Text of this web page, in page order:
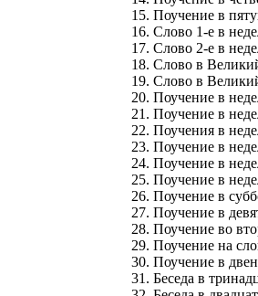
15. Поучение в
16. Слово 1-е в
17. Слово 2-е в
18. Слово в
19. Слово в
20. Поучение в
21. Поучение в
22. Поучения в
23. Поучение в
24. Поучение в
25. Поучение в
26. Поучение в
27. Поучение в
28. Поучение во
29. Поучение на
30. Поучение в
31. Беседа в